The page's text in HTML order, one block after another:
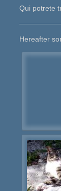
Qui potrete
Hereafter